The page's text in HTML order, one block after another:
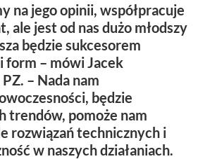
na jego opinii, współpracuje
ale jest od nas dużo młodszy
będzie sukcesorem
form – mówi Jacek
– Nada nam
będzie
trendów, pomoże nam
rozwiązań technicznych i
w naszych działaniach.